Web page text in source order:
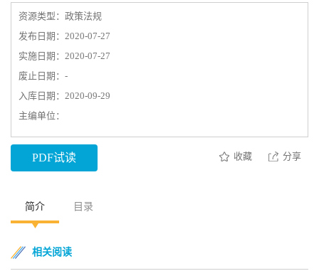
资源类型：政策法规
发布日期：2020-07-27
实施日期：2020-07-27
废止日期：-
入库日期：2020-09-29
主编单位：
PDF试读 收藏 分享
简介 目录
相关阅读